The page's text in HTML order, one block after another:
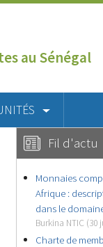
au Sénégal
Fil d'actu
Monnaies
Afrique :
dans le
Burkina NTIC (30
Charte de